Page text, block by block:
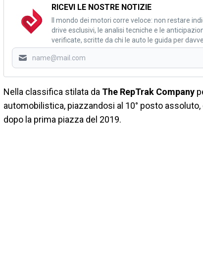
RICEVI LE NOSTRE NOTIZIE
Il mondo dei motori corre veloce: non restare
drive esclusivi, le analisi tecniche e le
verificate, scritte da chi le auto le guida per
Nella classifica stilata da The RepTrak Company
automobilistica, piazzandosi al 10° posto assoluto,
dopo la prima piazza del 2019.